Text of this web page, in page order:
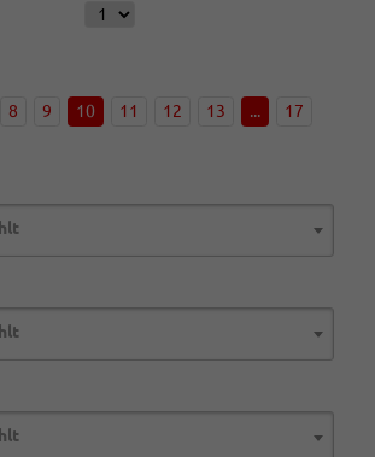
8 9 10 11 12 13 ... 17